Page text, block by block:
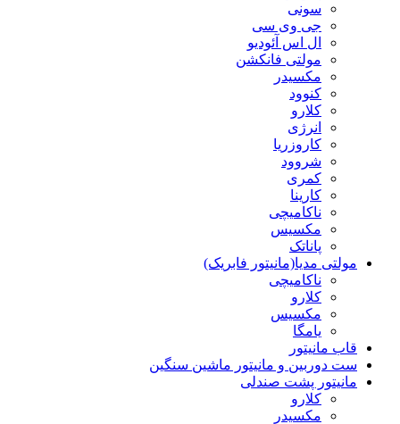
سونی
جی وی سی
ال اس آئودیو
مولتی فانکشن
مکسیدر
کنوود
کلارو
انرژی
کاروزریا
شروود
کمری
کارینا
ناکامیچی
مکسیس
پاناتک
مولتی مدیا(مانیتور فابریک)
ناکامیچی
کلارو
مکسیس
یامگا
قاب مانیتور
ست دوربین و مانیتور ماشین سنگین
مانیتور پشت صندلی
کلارو
مکسیدر